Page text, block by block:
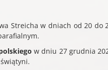
Streicha w dniach od 20 do
w dniu 27 grudnia